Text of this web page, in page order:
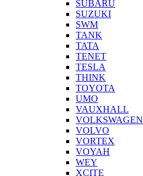
SUBARU
SUZUKI
SWM
TANK
TATA
TENET
TESLA
THINK
TOYOTA
UMO
VAUXHALL
VOLKSWAGEN
VOLVO
VORTEX
VOYAH
WEY
XCITE